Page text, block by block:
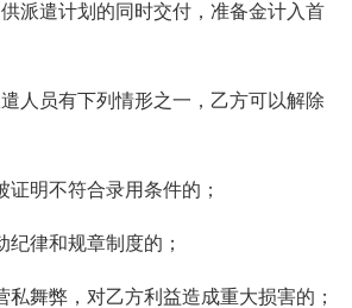
派遣计划的同时交付，准备金计入首
人员有下列情形之一，乙方可以解除
证明不符合录用条件的；
纪律和规章制度的；
私舞弊，对乙方利益造成重大损害的；